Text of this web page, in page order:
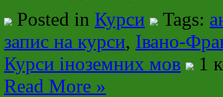
Posted in Курси Tags:
запис на курси, Івано-
Курси іноземних мов
1
Read More »